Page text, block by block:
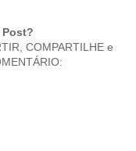
COMPARTILHE e